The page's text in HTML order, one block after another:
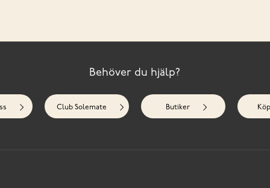
Behöver du hjälp?
Club Solemate Butiker